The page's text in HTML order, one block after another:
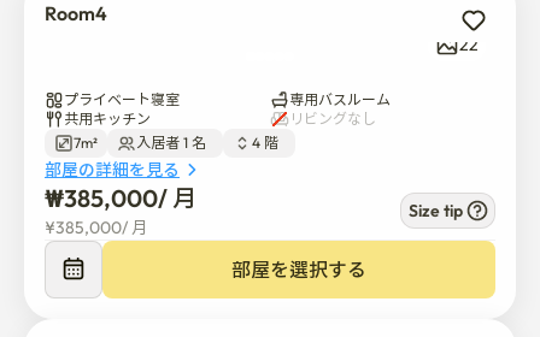
ゴミが残らなければ、引越し後に全額返金されます。
完了します。（時間は相互の合意により調整できま
す。）
時間の調整が難しい場合は、テキストメッセージで契約
を完了することができます。 お支払い確認後、ルームパ
スワードを入力できます。
共同洗濯室洗剤無料
Room4
22
プライベート寝室
専用バスルーム
共用キッチン
リビングなし
7m²
入居者 1 名 4 階
部屋の詳細を見る
₩385,000/ 月
¥385,000/ 月
Size tip
部屋を選択する